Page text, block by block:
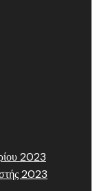
2023
2023